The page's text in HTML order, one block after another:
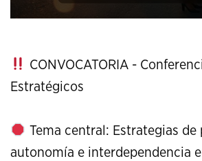
CONVOCATORIA -
Estratégicos
Tema central: Estrategias de
autonomía e interdependencia